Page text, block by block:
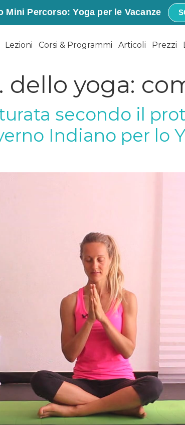
Mini Percorso: Yoga per le Vacanze
Lezioni Corsi & Programmi Articoli Prezzi
dello yoga:
secondo il
Indiano per lo